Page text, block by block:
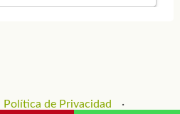
Política de Privacidad